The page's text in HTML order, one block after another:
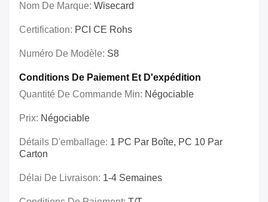
Nom De Marque: Wisecard
Certification: PCI CE Rohs
Numéro De Modèle: S8
Conditions De Paiement Et D'expédition
Quantité De Commande Min: Négociable
Prix: Négociable
Détails D'emballage: 1 PC Par Boîte, PC 10 Par
Carton
Délai De Livraison: 1-4 Semaines